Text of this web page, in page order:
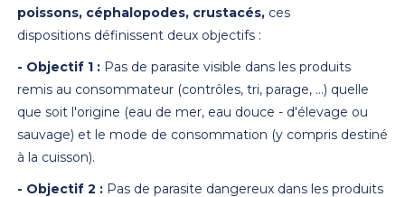
poissons, céphalopodes, crustacés, ces
dispositions définissent deux objectifs :
- Objectif 1 : Pas de parasite visible dans les produits
remis au consommateur (contrôles, tri, parage, ...) quelle
que soit l'origine (eau de mer, eau douce - d'élevage ou
sauvage) et le mode de consommation (y compris destiné
à la cuisson).
- Objectif 2 : Pas de parasite dangereux dans les produits